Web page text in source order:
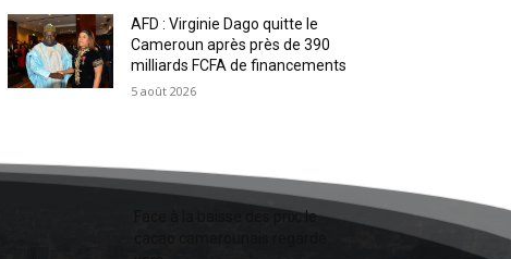
AFD : Virginie Dago quitte le
Cameroun après près de 390
milliards FCFA de financements
5 août 2026
Face à la baisse des prix, le